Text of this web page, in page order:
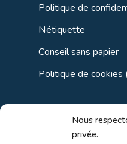
Nous
privée.
Politique de
Nétiquette
Conseil sans papier
Politique de cookies
Liens utiles